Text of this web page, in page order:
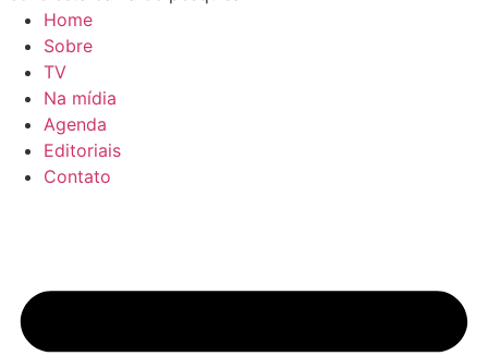
Home
Sobre
TV
Na mídia
Agenda
Editoriais
Contato